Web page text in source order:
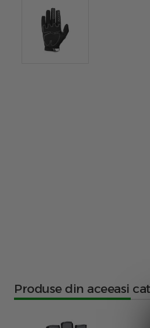
Produse din aceeasi